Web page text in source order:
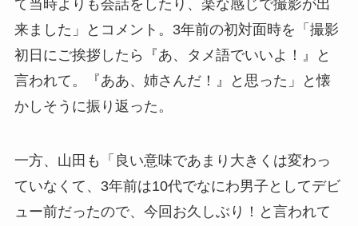
て当時よりも会話をしたり、楽な感じで撮影が出
来ました」とコメント。3年前の初対面時を「撮影
初日にご挨拶したら『あ、タメ語でいいよ！』と
言われて。『ああ、姉さんだ！』と思った」と懐
かしそうに振り返った。
一方、山田も「良い意味であまり大きくは変わっ
ていなくて、3年前は10代でなにわ男子としてデビ
ュー前だったので、今回お久しぶり！と言われて